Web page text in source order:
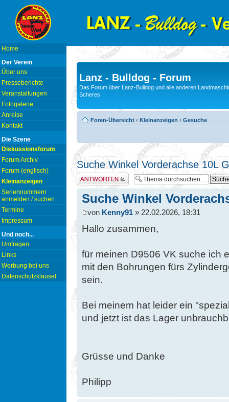
Home
Der Verein
Über uns
Presseberichte
Veranstaltungen
Fotogalerie
Anreise
Kontakt
Die Szene
Diskussionsforum
Forum Archiv
Forum (englisch)
Kleinanzeigen
Seriennummern
anmelden / suchen
Termine
Impressum
Und noch...
Umfragen
Links
Werbung bei uns
Datenschutzklausel
Lanz - Bulldog - Forum
Das Forum über Lanz-Bulldog und alle anderen
Scheres
Foren-Übersicht ‹ Kleinanzeigen ‹ Gesuche
Suche Winkel Vorderachse 10L
Antwort erstellen
Suche Winkel
von Kenny91 » 22.02.2026, 18:31
Hallo zusammen,
für meinen D9506 VK suche ich
mit den Bohrungen fürs
sein.
Bei meinem hat leider ein
und jetzt ist das Lager
Grüsse und Danke
Philipp